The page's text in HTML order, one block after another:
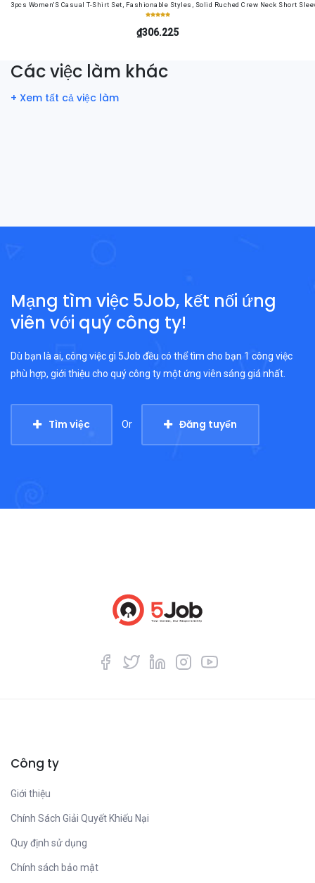
3pcs Women'S Casual T-Shirt Set, Fashionable Styles, Solid Ruched Crew Neck Short
₫306.225
Các việc làm khác
+ Xem tất cả việc làm
Mạng tìm việc 5Job, kết nối ứng
viên với quý công ty!
Dù bạn là ai, công việc gì 5Job đều có thể tìm cho bạn 1 công việc
phù hợp, giới thiệu cho quý công ty một ứng viên sáng giá nhất.
Tìm việc Or Đăng tuyển
Công ty
Giới thiệu
Chính Sách Giải Quyết Khiếu Nại
Quy định sử dụng
Chính sách bảo mật